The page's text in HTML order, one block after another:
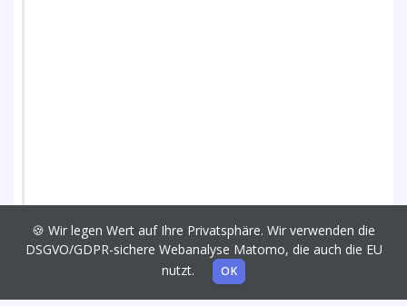
🍪 Wir legen Wert auf Ihre Privatsphäre. Wir verwenden die
DSGVO/GDPR-sichere Webanalyse Matomo, die auch die EU
nutzt.
OK